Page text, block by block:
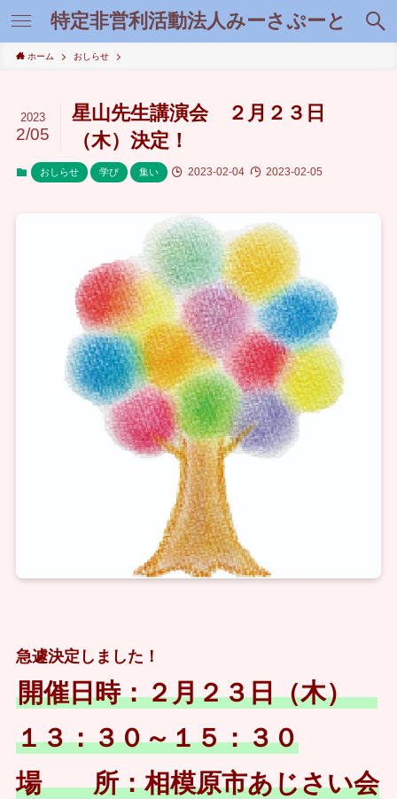
特定非営利活動法人みーさぷーと
ホーム おしらせ
星山先生講演会 ２月２３日
（木）決定！
2023
2/05
おしらせ 学び 集い 2023-02-04 2023-02-05
急遽決定しました！
開催日時：２月２３日（木）
１３：３０～１５：３０
場 所：相模原市あじさい会